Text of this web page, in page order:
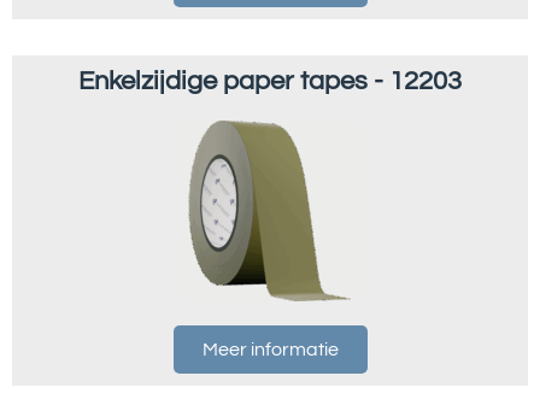
Enkelzijdige paper tapes - 12203
Meer informatie